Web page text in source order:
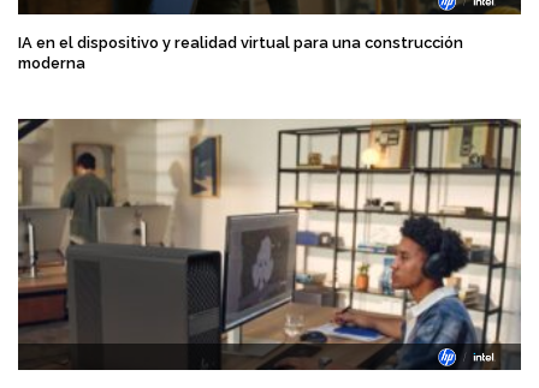
IA en el dispositivo y realidad virtual para una construcción
moderna